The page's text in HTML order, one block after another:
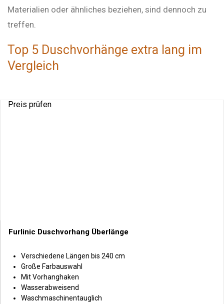
Materialien oder ähnliches beziehen, sind dennoch zu
treffen.
Top 5 Duschvorhänge extra lang im
Vergleich
Preis prüfen
Furlinic Duschvorhang Überlänge
Verschiedene Längen bis 240 cm
Große Farbauswahl
Mit Vorhanghaken
Wasserabweisend
Waschmaschinentauglich